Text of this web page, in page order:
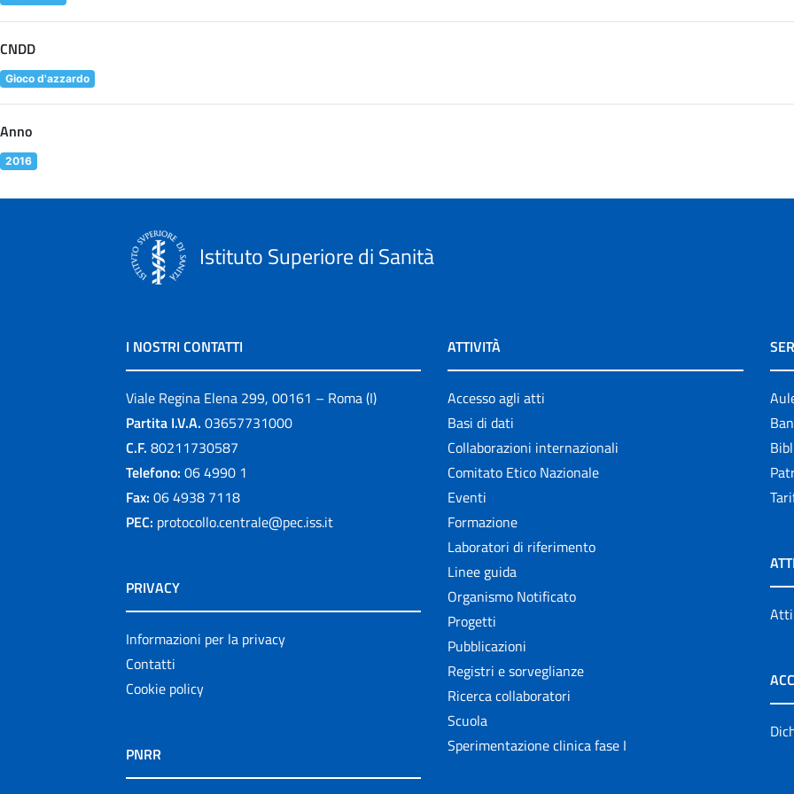
CNDD
Gioco d'azzardo
Anno
2016
Istituto Superiore di Sanità
I NOSTRI CONTATTI
Viale Regina Elena 299, 00161 – Roma (I)
Partita I.V.A. 03657731000
C.F. 80211730587
Telefono: 06 4990 1
Fax: 06 4938 7118
PEC: protocollo.centrale@pec.iss.it
PRIVACY
Informazioni per la privacy
Contatti
Cookie policy
PNRR
ATTIVITÀ
Accesso agli atti
Basi di dati
Collaborazioni internazionali
Comitato Etico Nazionale
Eventi
Formazione
Laboratori di riferimento
Linee guida
Organismo Notificato
Progetti
Pubblicazioni
Registri e sorveglianze
Ricerca collaboratori
Scuola
Sperimentazione clinica fase I
Atti